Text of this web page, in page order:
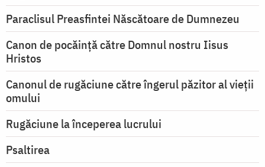
Paraclisul Preasfintei Născătoare de Dumnezeu
Canon de pocăință către Domnul nostru Iisus
Hristos
Canonul de rugăciune către îngerul păzitor al vieții
omului
Rugăciune la începerea lucrului
Psaltirea